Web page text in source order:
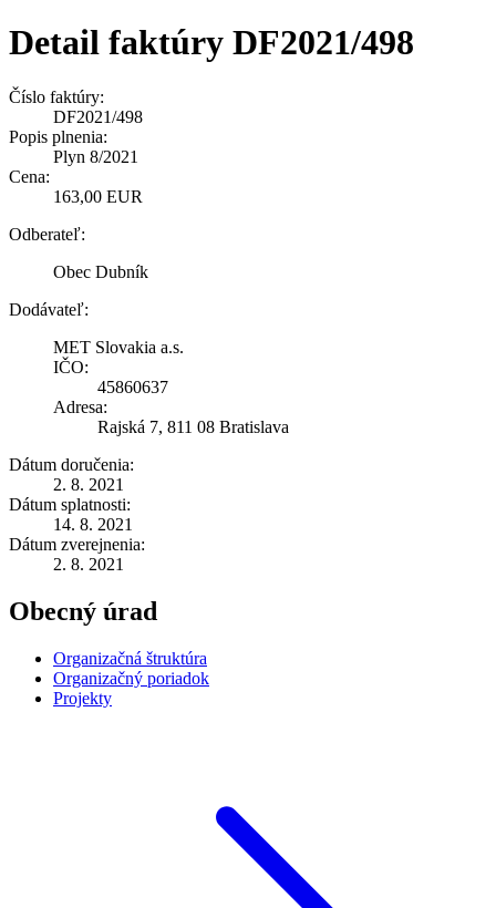
Detail faktúry DF2021/498
Číslo faktúry:
DF2021/498
Popis plnenia:
Plyn 8/2021
Cena:
163,00 EUR
Odberateľ:
Obec Dubník
Dodávateľ:
MET Slovakia a.s.
IČO:
45860637
Adresa:
Rajská 7, 811 08 Bratislava
Dátum doručenia:
2. 8. 2021
Dátum splatnosti:
14. 8. 2021
Dátum zverejnenia:
2. 8. 2021
Obecný úrad
Organizačná štruktúra
Organizačný poriadok
Projekty